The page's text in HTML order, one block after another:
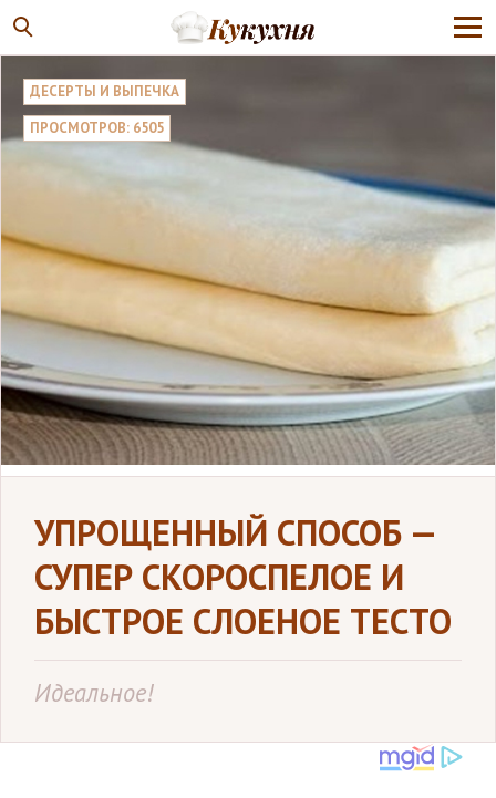
ДЕСЕРТЫ И ВЫПЕЧКА
ПРОСМОТРОВ: 6505
УПРОЩЕННЫЙ СПОСОБ —
СУПЕР СКОРОСПЕЛОЕ И
БЫСТРОЕ СЛОЕНОЕ ТЕСТО
Идеальное!